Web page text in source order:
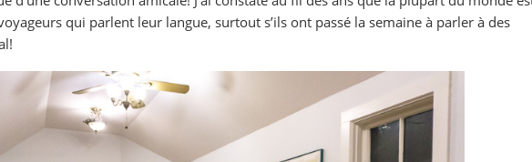
qui parlent leur langue, surtout s’ils ont passé la semaine à parler à des